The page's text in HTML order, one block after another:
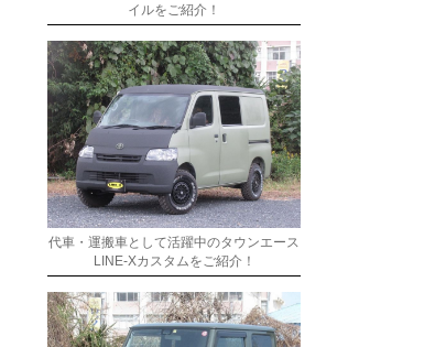
イルをご紹介！
代車・運搬車として活躍中のタウンエース
LINE-Xカスタムをご紹介！